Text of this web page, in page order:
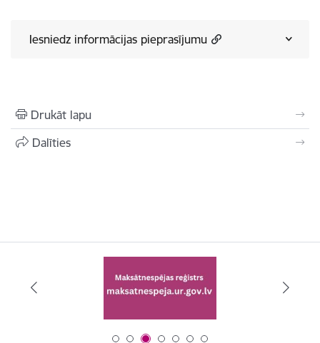
Iesniedz informācijas pieprasījumu
Drukāt lapu
Dalīties